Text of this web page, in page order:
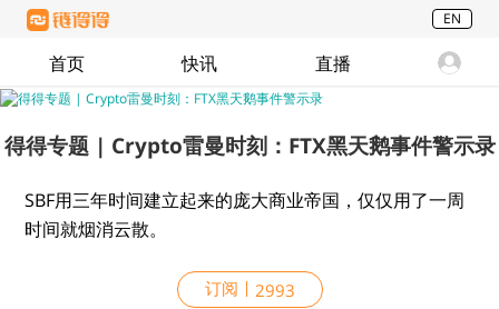
EN
首页 快讯 直播
得得专题 | Crypto雷曼时刻：FTX黑天鹅事件警示录
SBF用三年时间建立起来的庞大商业帝国，仅仅用了一周
时间就烟消云散。
订阅 2993